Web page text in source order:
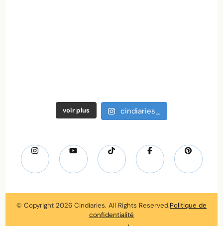
voir plus cindiaries_
© Copyright 2026 Cindiaries. All Rights Reserved.Politique de
confidentialité